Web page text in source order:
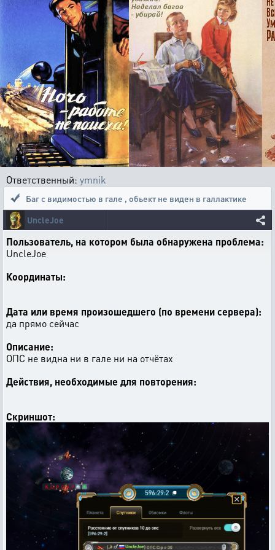
Ответственный: ymnik
Баг с видимостью в гале , обьект не виден в галлактике
UncleJoe
Пользователь, на котором была обнаружена проблема:
UncleJoe
Координаты:
Дата или время произошедшего (по времени сервера):
да прямо сейчас
Описание:
ОПС не видна ни в гале ни на отчётах
Действия, необходимые для повторения:
Скриншот: